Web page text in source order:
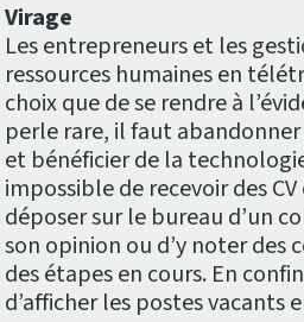
Virage
Les entrepreneurs et les
ressources humaines en
choix que de se rendre à
perle rare, il faut
et bénéficier de la
impossible de recevoir des
déposer sur le bureau d’un
son opinion ou d’y noter des
des étapes en cours. En
d’afficher les postes vacants